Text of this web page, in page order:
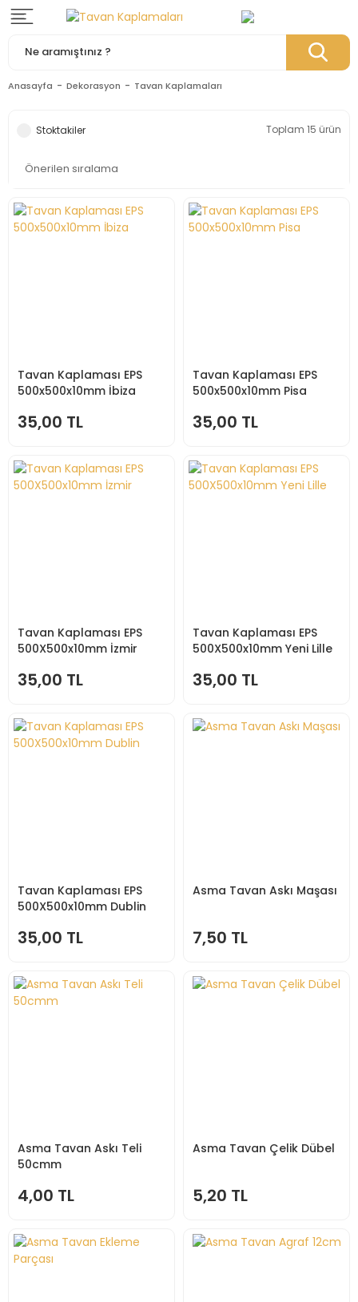
Anasayfa Dekorasyon Tavan Kaplamaları
Stoktakiler Toplam 15 ürün
Tavan Kaplaması EPS
500x500x10mm İbiza
35,00 TL
Tavan Kaplaması EPS
500x500x10mm Pisa
35,00 TL
Tavan Kaplaması EPS
500X500x10mm İzmir
35,00 TL
Tavan Kaplaması EPS
500X500x10mm Yeni Lille
35,00 TL
Tavan Kaplaması EPS
500X500x10mm Dublin
35,00 TL
Asma Tavan Askı Maşası
7,50 TL
Asma Tavan Askı Teli
50cmm
4,00 TL
Asma Tavan Çelik Dübel
5,20 TL